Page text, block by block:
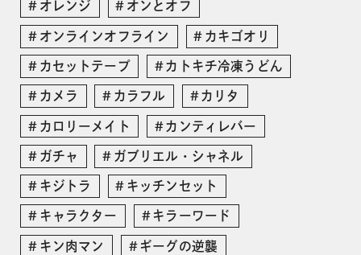
オレンジ オンとオフ
オンラインオフライン カキゴオリ
カセットテープ カトキチ冷凍うどん
カメラ カラフル カリタ
カロリーメイト カンティレバー
ガチャ ガブリエル・シャネル
キジトラ キッチンセット
キャラクター キラーワード
キン肉マン ギーグの逆襲